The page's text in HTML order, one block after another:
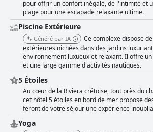
pour offrir un confort inégalé, de l'intimité et
plage pour une escapade relaxante ultime.
Piscine Extérieure
Généré par IA
Ce complexe dispose
extérieures nichées dans des jardins
environnement luxueux et relaxant. Il offre
et une large gamme d'activités nautiques.
5 Étoiles
Au cœur de la Riviera crétoise, tout près du
cet hôtel 5 étoiles en bord de mer propose
feront de votre séjour une expérience
Yoga